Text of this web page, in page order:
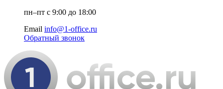
пн–пт с 9:00 до 18:00
Email info@1-office.ru
Обратный звонок